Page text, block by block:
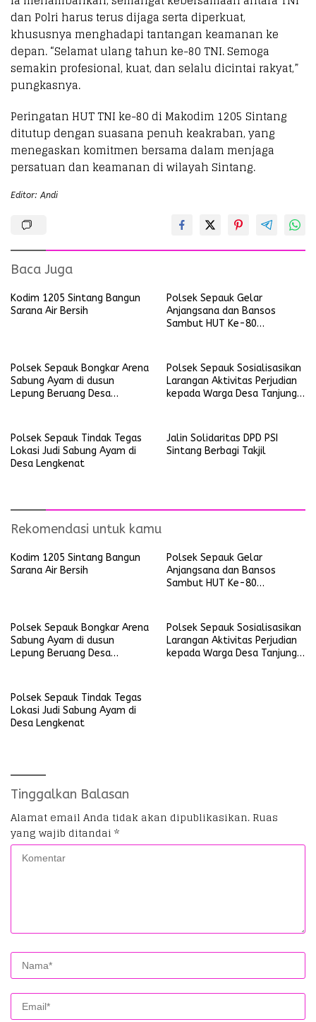
dan Polri harus terus dijaga serta diperkuat,
khususnya menghadapi tantangan keamanan ke
depan. “Selamat ulang tahun ke-80 TNI. Semoga
semakin profesional, kuat, dan selalu dicintai rakyat,”
pungkasnya.
Peringatan HUT TNI ke-80 di Makodim 1205 Sintang
ditutup dengan suasana penuh keakraban, yang
menegaskan komitmen bersama dalam menjaga
persatuan dan keamanan di wilayah Sintang.
Editor: Andi
Baca Juga
Kodim 1205 Sintang Bangun
Sarana Air Bersih
Polsek Sepauk Gelar
Anjangsana dan Bansos
Sambut HUT Ke-80
Polsek Sepauk Bongkar Arena
Sabung Ayam di dusun
Lepung Beruang Desa
Polsek Sepauk Sosialisasikan
Larangan Aktivitas Perjudian
kepada Warga Desa Tanjung
Polsek Sepauk Tindak Tegas
Lokasi Judi Sabung Ayam di
Desa Lengkenat
Jalin Solidaritas DPD PSI
Sintang Berbagi Takjil
Rekomendasi untuk kamu
Kodim 1205 Sintang Bangun
Sarana Air Bersih
Polsek Sepauk Gelar
Anjangsana dan Bansos
Sambut HUT Ke-80
Polsek Sepauk Bongkar Arena
Sabung Ayam di dusun
Lepung Beruang Desa
Polsek Sepauk Sosialisasikan
Larangan Aktivitas Perjudian
kepada Warga Desa Tanjung
Polsek Sepauk Tindak Tegas
Lokasi Judi Sabung Ayam di
Desa Lengkenat
Tinggalkan Balasan
Alamat email Anda tidak akan dipublikasikan. Ruas
yang wajib ditandai *